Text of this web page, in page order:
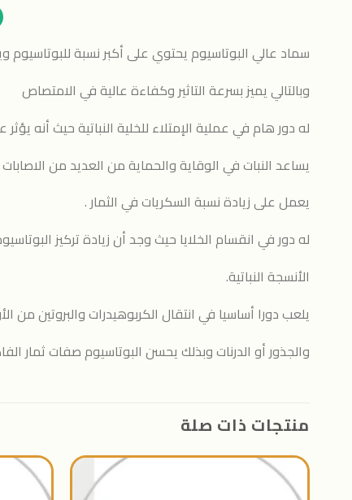
سماد عالي البوتاسيوم يحتوي على أكبر نسبة للبوتاسيوم
وبالتالي يميز بسرعة التاثير وكفاءة عالية في الامتصاص
له دور هام في عملية الإمتلاء للخلية النباتية حيث أنه يؤثر
يساعد النبات في الوقاية والحماية من العديد من
يعمل على زيادة نسبة السكريات في الثمار .
له دور في انقسام الخلايا حيث وجد أن زيادة تركيز
الأنسجة النباتية.
يلعب دورا أساسيا في انتقال الكربوهيدرات والبروتين من
والجذور أو الدرنات وبذلك يحسن البوتاسيوم صفات ثمار
منتجات ذات صلة